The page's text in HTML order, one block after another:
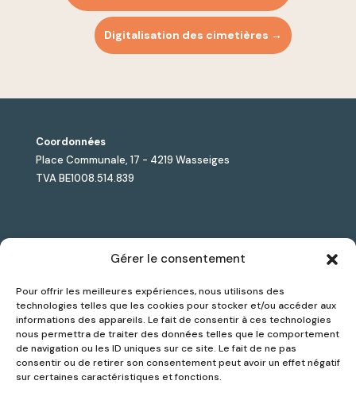
Gérer le consentement
Pour offrir les meilleures expériences, nous utilisons des
technologies telles que les cookies pour stocker et/ou accéder aux
informations des appareils. Le fait de consentir à ces technologies
nous permettra de traiter des données telles que le comportement
de navigation ou les ID uniques sur ce site. Le fait de ne pas
consentir ou de retirer son consentement peut avoir un effet négatif
sur certaines caractéristiques et fonctions.
Digitalisation des cimetières →
Coordonnées
Place Communale, 17 - 4219 Wasseiges
TVA BE1008.514.839
Jules Lesmart est le premier accélérateur de solutions
sélection d’outils innovants, accompagnement sur
mesure et suivi de projet.
Politique de confidentialité